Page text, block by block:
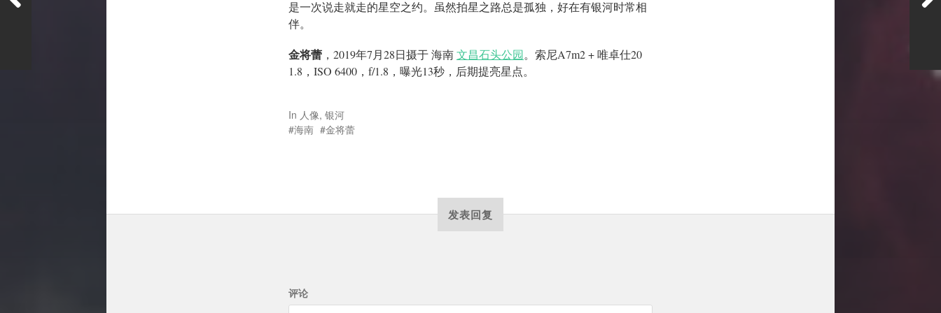
是一次说走就走的星空之约。虽然拍星之路总是孤独，好在有银河时常相
伴。
金将蕾 ，2019年7月28日摄于 海南文昌石头公园。索尼A7m2 + 唯卓仕20
1.8，ISO 6400，f/1.8，曝光13秒，后期提亮星点。
In 人像, 银河
海南
金将蕾
发表回复
评论